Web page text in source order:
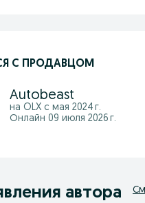
С ПРОДАВЦОМ
Autobeast
на OLX с мая 2024 г.
Онлайн 09 июля 2026 г.
автора